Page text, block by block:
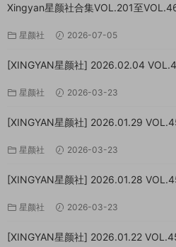
Xingyan星颜社合集VOL.201至
星颜社 2026-07-05
[XINGYAN星颜社] 2026.02.04
星颜社 2026-03-23
[XINGYAN星颜社] 2026.01.29
星颜社 2026-03-23
[XINGYAN星颜社] 2026.01.28
星颜社 2026-03-23
[XINGYAN星颜社] 2026.01.22